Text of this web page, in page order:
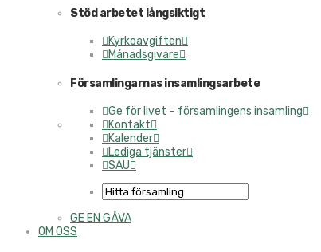
Stöd arbetet långsiktigt
Kyrkoavgiften
Månadsgivare
Församlingarnas insamlingsarbete
Ge för livet – församlingens insamling
Kontakt
Kalender
Lediga tjänster
SAU
GE EN GÅVA
OM OSS